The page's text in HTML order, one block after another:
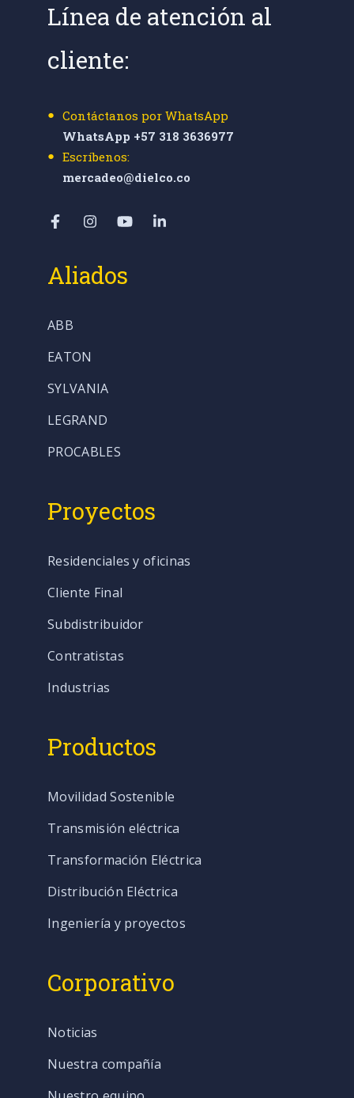
Línea de atención al
cliente:
Contáctanos por WhatsApp
WhatsApp +57 318 3636977
Escríbenos:
mercadeo@dielco.co
Aliados
ABB
EATON
SYLVANIA
LEGRAND
PROCABLES
Proyectos
Residenciales y oficinas
Cliente Final
Subdistribuidor
Contratistas
Industrias
Productos
Movilidad Sostenible
Transmisión eléctrica
Transformación Eléctrica
Distribución Eléctrica
Ingeniería y proyectos
Corporativo
Noticias
Nuestra compañía